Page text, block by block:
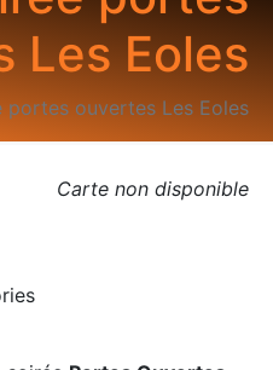
Les Eoles
portes ouvertes Les Eoles
Carte non disponible